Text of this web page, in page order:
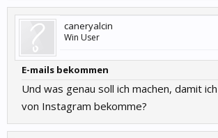
caneryalcin
Win User
E-mails bekommen
Und was genau soll ich machen, damit
von Instagram bekomme?